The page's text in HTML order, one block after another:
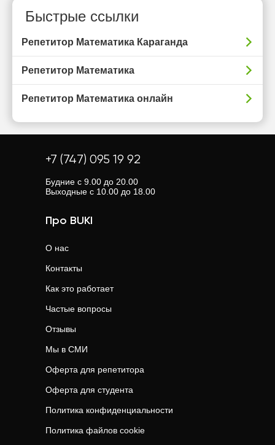
Быстрые ссылки
Репетитор Математика Караганда
Репетитор Математика
Репетитор Математика онлайн
+7 (747) 095 19 92
Будние с 9.00 до 20.00
Выходные с 10.00 до 18.00
Про BUKI
О нас
Контакты
Как это работает
Частые вопросы
Отзывы
Мы в СМИ
Оферта для репетитора
Оферта для студента
Политика конфиденциальности
Политика файлов cookie